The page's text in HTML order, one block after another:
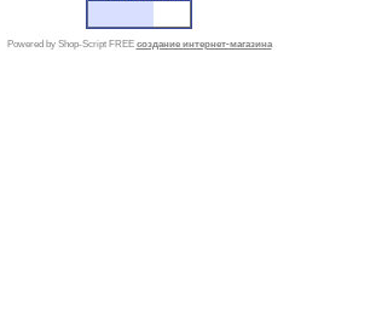
Powered by Shop-Script FREE создание интернет-магазина